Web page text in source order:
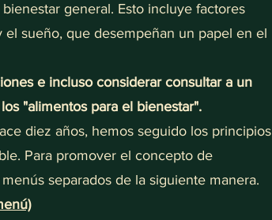
general. Esto incluye factores
sueño, que desempeñan un papel en el
e incluso considerar consultar a un
"alimentos para el bienestar".
diez años, hemos seguido los principios
Para promover el concepto de
separados de la siguiente manera.